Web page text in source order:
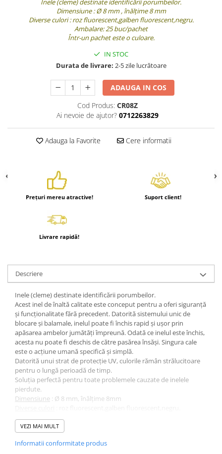
Custi si accesorii
Hrană păsări
Combatere dăunători
Inele (cleme) destinate identificării porumbeilor.
Dimensiune : Ø 8 mm , înălțime 8 mm
Diverse culori : roz fluorescent,galben fluorescent,negru.
Ambalare: 25 buc/pachet
Într-un pachet este o culoare.
IN STOC
Durata de livrare: 2-5 zile lucrătoare
ADAUGA IN COS
Cod Produs: CR08Z
Ai nevoie de ajutor? 0712263829
Adauga la Favorite Cere informatii
Prețuri mereu atractive! Suport client!
Livrare rapidă!
Descriere
Inele (cleme) destinate identificării porumbeilor.
Acest inel de înaltă calitate este conceput pentru a oferi siguranță
și funcționalitate fără precedent. Datorită sistemului unic de
blocare și balamale, inelul poate fi închis rapid și ușor prin
apăsarea ambelor jumătăți împreună. Odată ce inelul este închis,
acesta nu poate fi deschis de către pasărea însăși. Singura cale
este o acțiune umană specifică și simplă.
Datorită unui strat de protecție UV, culorile rămân strălucitoare
pentru o lungă perioadă de timp.
Soluția perfectă pentru toate problemele cauzate de inelele
pierdute.
Dimensiune : Ø 8 mm, înălțime 8mm
Ambalare:25 buc/pachet
Într-un pachet este o culoare.
VEZI MAI MULT
Informatii conformitate produs